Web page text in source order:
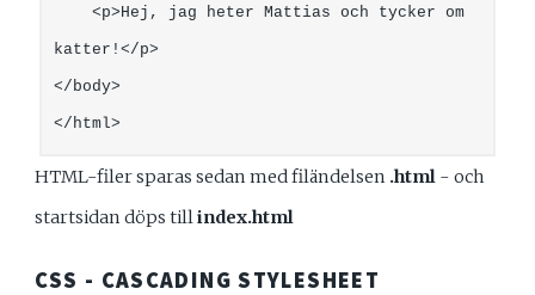
katter!</p>
</body>
</html>
HTML-filer sparas sedan med filändelsen .html - och
startsidan döps tillindex.html
CSS - CASCADING STYLESHEET